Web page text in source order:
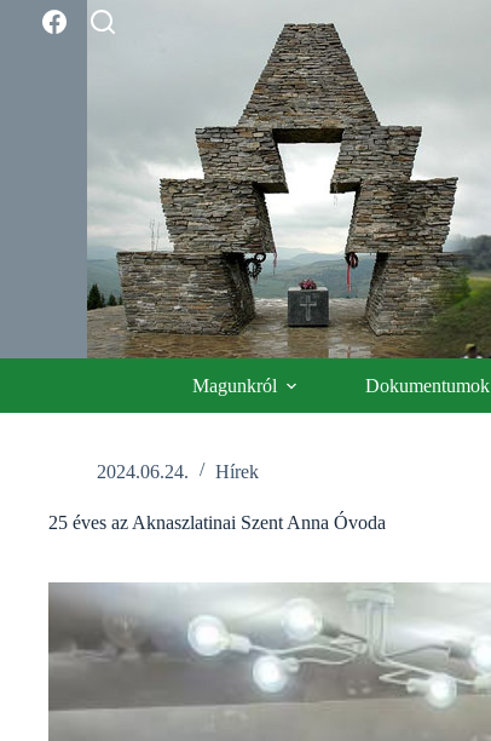
Magunkról Dokumentumok
2024.06.24. Hírek
25 éves az Aknaszlatinai Szent Anna Óvoda